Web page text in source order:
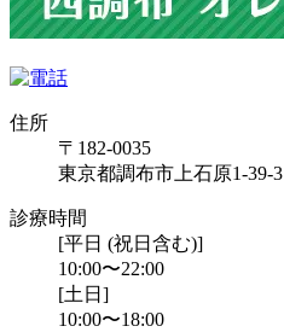
住所
〒182-0035
東京都調布市上石原1-39-3
診療時間
[平日 (祝日含む)]
10:00〜22:00
[土日]
10:00〜18:00